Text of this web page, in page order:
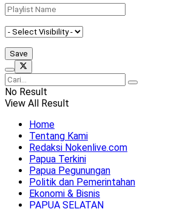
No Result
View All Result
Home
Tentang Kami
Redaksi Nokenlive.com
Papua Terkini
Papua Pegunungan
Politik dan Pemerintahan
Ekonomi & Bisnis
PAPUA SELATAN